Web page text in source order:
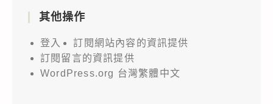
其他操作
登入
訂閱網站內容的資訊提供
訂閱留言的資訊提供
WordPress.org 台灣繁體中文